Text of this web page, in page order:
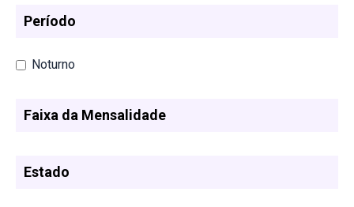
Período
Noturno
Faixa da Mensalidade
Estado